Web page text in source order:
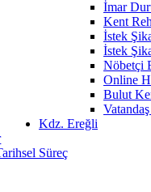
İmar
Kent
İstek
İstek
Nöbetçi
Online
Bulut
Kdz. Ereğli
Süreç